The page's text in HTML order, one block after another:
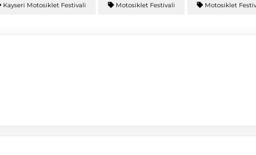
Kayseri Motosiklet Festivali Motosiklet Festivali Motosiklet